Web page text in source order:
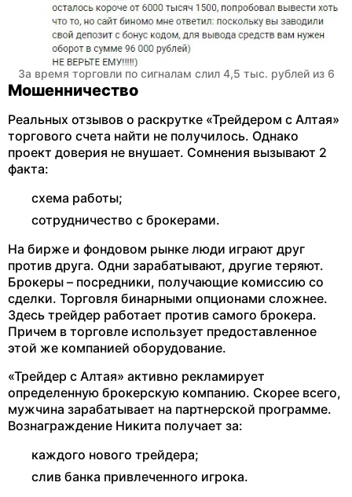
За время торговли по сигналам слил 4,5 тыс. рублей из 6
Мошенничество
Реальных отзывов о раскрутке «Трейдером с Алтая»
торгового счета найти не получилось. Однако
проект доверия не внушает. Сомнения вызывают 2
факта:
схема работы;
сотрудничество с брокерами.
На бирже и фондовом рынке люди играют друг
против друга. Одни зарабатывают, другие теряют.
Брокеры – посредники, получающие комиссию со
сделки. Торговля бинарными опционами сложнее.
Здесь трейдер работает против самого брокера.
Причем в торговле использует предоставленное
этой же компанией оборудование.
«Трейдер с Алтая» активно рекламирует
определенную брокерскую компанию. Скорее всего,
мужчина зарабатывает на партнерской программе.
Вознаграждение Никита получает за:
каждого нового трейдера;
слив банка привлеченного игрока.